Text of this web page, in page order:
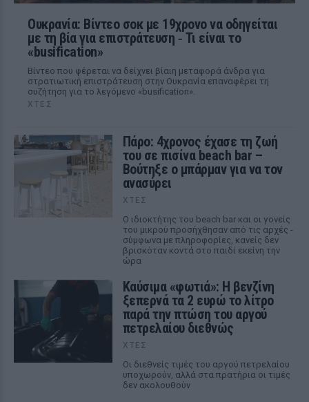
Ουκρανία: Βίντεο σοκ με 19χρονο να οδηγείται
με τη βία για επιστράτευση ‑ Τι είναι το
«busification»
Βίντεο που φέρεται να δείχνει βίαιη μεταφορά άνδρα για
στρατιωτική επιστράτευση στην Ουκρανία επαναφέρει τη
συζήτηση για το λεγόμενο «busification».
ΧΤΕΣ
Πάρο: 4χρονος έχασε τη ζωή
του σε πισίνα beach bar –
Βούτηξε ο μπάρμαν για να τον
ανασύρει
ΧΤΕΣ
Ο ιδιοκτήτης του beach bar και οι γονείς
του μικρού προσήχθησαν από τις αρχές -
σύμφωνα με πληροφορίες, κανείς δεν
βρισκόταν κοντά στο παιδί εκείνη την
ώρα
Καύσιμα «φωτιά»: Η βενζίνη
ξεπερνά τα 2 ευρώ το λίτρο
παρά την πτώση του αργού
πετρελαίου διεθνώς
ΧΤΕΣ
Οι διεθνείς τιμές του αργού πετρελαίου
υποχωρούν, αλλά στα πρατήρια οι τιμές
δεν ακολουθούν